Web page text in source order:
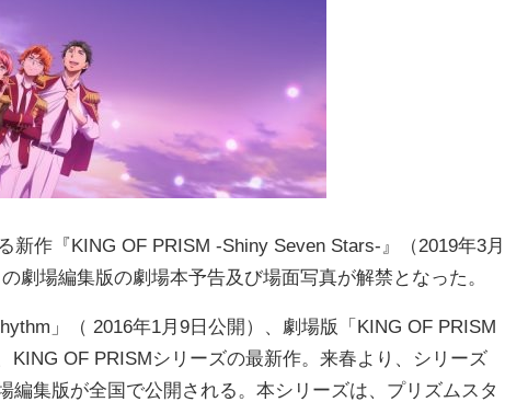
作『KING OF PRISM -Shiny Seven Stars-』（2019年3月
劇場編集版の劇場本予告及び場面写真が解禁となった。
」（ 2016年1月9日公開）、劇場版「KING OF PRISM
KING OF PRISMシリーズの最新作。来春より、シリーズ
集版が全国で公開される。本シリーズは、プリズムスタ